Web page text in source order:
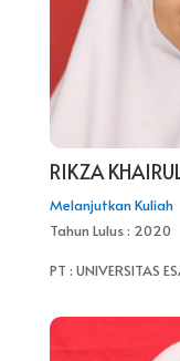
RIKZA
Melanjutkan Kuliah
Tahun Lulus : 2020
PT : UNIVERSITAS